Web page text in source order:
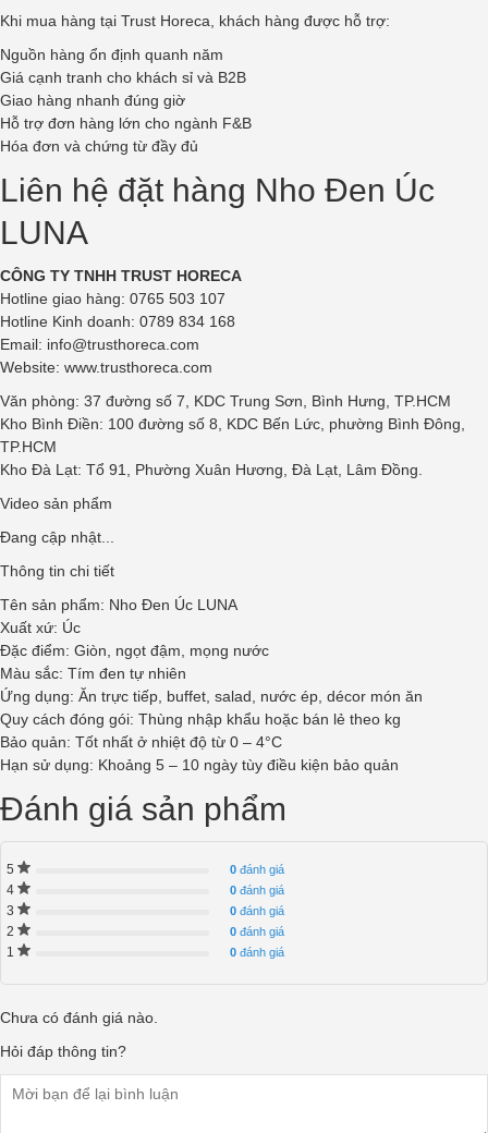
Khi mua hàng tại Trust Horeca, khách hàng được hỗ trợ:
Nguồn hàng ổn định quanh năm
Giá cạnh tranh cho khách sỉ và B2B
Giao hàng nhanh đúng giờ
Hỗ trợ đơn hàng lớn cho ngành F&B
Hóa đơn và chứng từ đầy đủ
Liên hệ đặt hàng Nho Đen Úc
LUNA
CÔNG TY TNHH TRUST HORECA
Hotline giao hàng: 0765 503 107
Hotline Kinh doanh: 0789 834 168
Email: info@trusthoreca.com
Website: www.trusthoreca.com
Văn phòng: 37 đường số 7, KDC Trung Sơn, Bình Hưng, TP.HCM
Kho Bình Điền: 100 đường số 8, KDC Bến Lức, phường Bình Đông,
TP.HCM
Kho Đà Lạt: Tổ 91, Phường Xuân Hương, Đà Lạt, Lâm Đồng.
Video sản phẩm
Đang cập nhật...
Thông tin chi tiết
Tên sản phẩm: Nho Đen Úc LUNA
Xuất xứ: Úc
Đặc điểm: Giòn, ngọt đậm, mọng nước
Màu sắc: Tím đen tự nhiên
Ứng dụng: Ăn trực tiếp, buffet, salad, nước ép, décor món ăn
Quy cách đóng gói: Thùng nhập khẩu hoặc bán lẻ theo kg
Bảo quản: Tốt nhất ở nhiệt độ từ 0 – 4°C
Hạn sử dụng: Khoảng 5 – 10 ngày tùy điều kiện bảo quản
Đánh giá sản phẩm
5 0 đánh giá
4 0 đánh giá
3 0 đánh giá
2 0 đánh giá
1 0 đánh giá
Chưa có đánh giá nào.
Hỏi đáp thông tin?